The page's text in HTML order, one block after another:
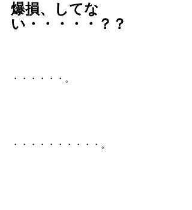
爆損、してな
い・・・・・？？
・・・・・・。
・・・・・・・・・・。